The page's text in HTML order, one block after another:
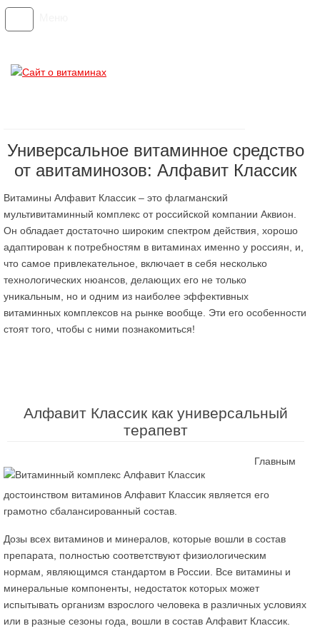
Универсальное витаминное средство
от авитаминозов: Алфавит Классик
Витамины Алфавит Классик – это флагманский
мультивитаминный комплекс от российской компании Аквион.
Он обладает достаточно широким спектром действия, хорошо
адаптирован к потребностям в витаминах именно у россиян, и,
что самое привлекательное, включает в себя несколько
технологических нюансов, делающих его не только
уникальным, но и одним из наиболее эффективных
витаминных комплексов на рынке вообще. Эти его особенности
стоят того, чтобы с ними познакомиться!
Алфавит Классик как универсальный
терапевт
Главным
достоинством витаминов Алфавит Классик является его
грамотно сбалансированный состав.
Дозы всех витаминов и минералов, которые вошли в состав
препарата, полностью соответствуют физиологическим
нормам, являющимся стандартом в России. Все витамины и
минеральные компоненты, недостаток которых может
испытывать организм взрослого человека в различных условиях
или в разные сезоны года, вошли в состав Алфавит Классик.